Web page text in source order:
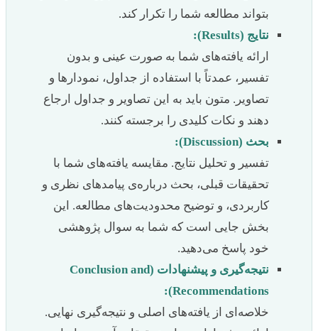
بتواند مطالعه شما را تکرار کند.
نتایج (Results):
ارائه یافته‌های شما به صورت عینی و بدون
تفسیر، عمدتاً با استفاده از جداول، نمودارها و
تصاویر. متون باید به این تصاویر و جداول ارجاع
دهند و نکات کلیدی را برجسته کنند.
بحث (Discussion):
تفسیر و تحلیل نتایج. مقایسه یافته‌های شما با
تحقیقات قبلی، بحث درباره‌ی پیامدهای نظری و
کاربردی، و توضیح محدودیت‌های مطالعه. این
بخش جایی است که شما به سوال پژوهشی
خود پاسخ می‌دهید.
نتیجه‌گیری و پیشنهادات (Conclusion and
Recommendations):
خلاصه‌ای از یافته‌های اصلی و نتیجه‌گیری نهایی.